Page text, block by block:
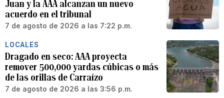
Juan y la AAA alcanzan un nuevo
acuerdo en el tribunal
7 de agosto de 2026 a las 7:22 p.m.
LOCALES
Dragado en seco: AAA proyecta
remover 500,000 yardas cúbicas o más
de las orillas de Carraízo
7 de agosto de 2026 a las 3:56 p.m.